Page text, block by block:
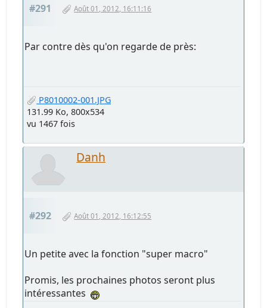
#291 Août 01, 2012, 16:11:16
Par contre dès qu'on regarde de près:
P8010002-001.JPG
131.99 Ko, 800x534
vu 1467 fois
Danh
#292 Août 01, 2012, 16:12:55
Un petite avec la fonction "super macro"
Promis, les prochaines photos seront plus
intéressantes